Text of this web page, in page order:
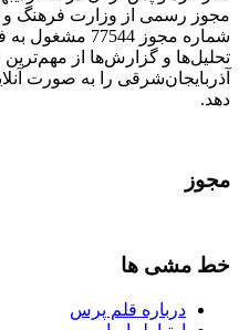
مجوز رسمی از وزارت فرهنگ و
شماره مجوز
تحلیل‌ها و گزارش‌ها از مهم‌ترین
آذربایجان‌شرقی را به صورت
دهد.
مجوز
خط مشی ها
درباره قلم پرس